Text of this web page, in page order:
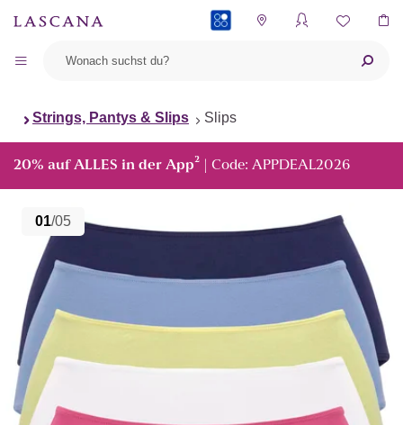
Strings, Pantys & Slips Slips
20% auf ALLES in der App² | Code: APPDEAL2026
01/05